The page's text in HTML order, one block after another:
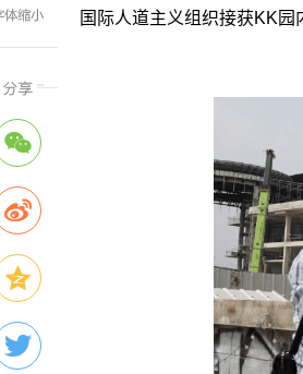
国际人道主义组织接获KK